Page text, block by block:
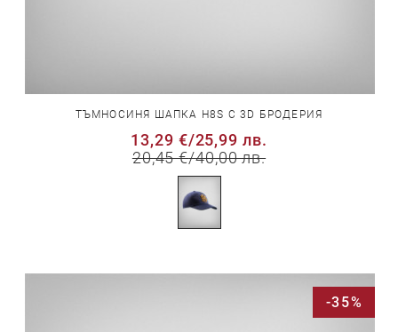
ТЪМНОСИНЯ ШАПКА H8S С 3D БРОДЕРИЯ
13,29 €/25,99 лв.
20,45 €/40,00 лв.
-35%